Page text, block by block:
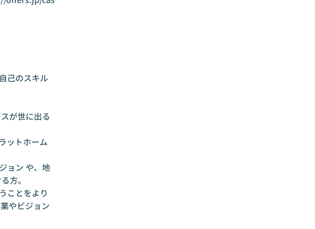
己のスキル
が世に出る
ットホーム
ョン や、地
方。
ことをより
やビジョン